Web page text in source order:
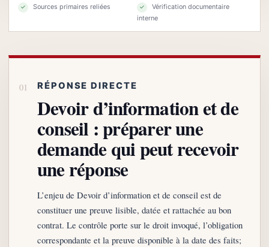
✓ Sources primaires reliées ✓
Vérification documentaire
interne
RÉPONSE DIRECTE
Devoir d’information et de
conseil : préparer une
demande qui peut recevoir
une réponse
L’enjeu de Devoir d’information et de conseil est de
constituer une preuve lisible, datée et rattachée au bon
contrat. Le contrôle porte sur le droit invoqué, l’obligation
correspondante et la preuve disponible à la date des faits;